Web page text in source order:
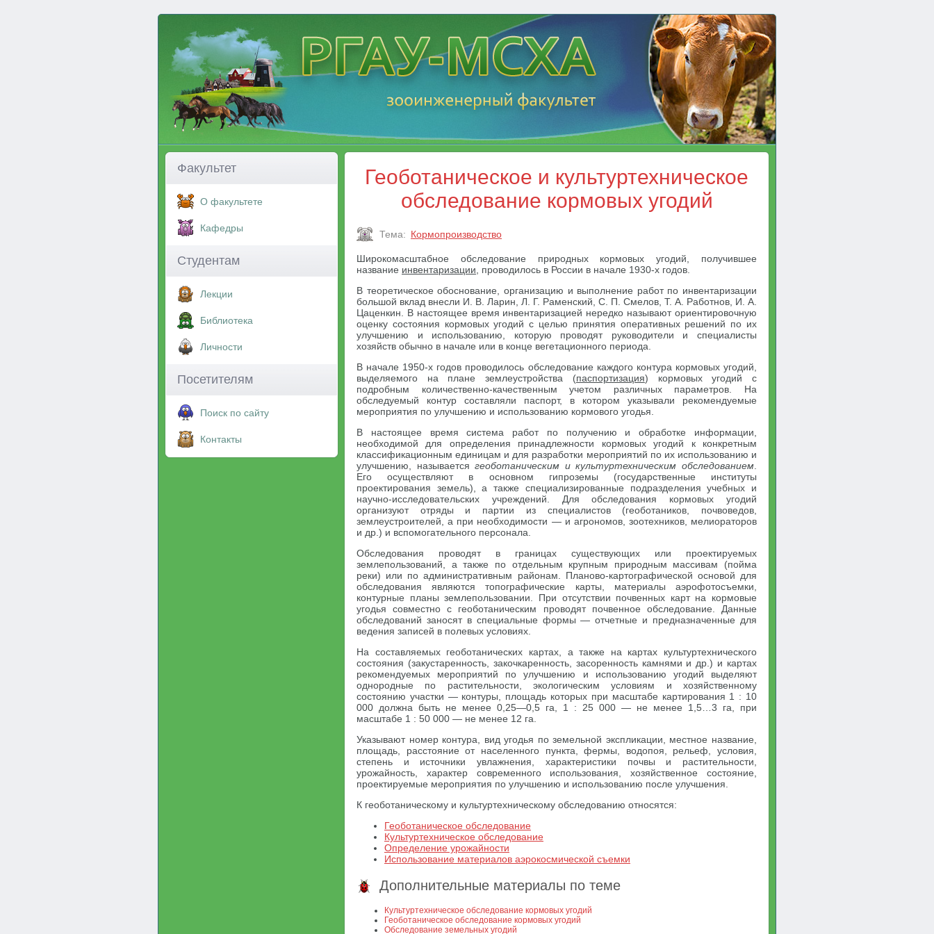
Факультет
О факультете
Кафедры
Студентам
Лекции
Библиотека
Личности
Посетителям
Поиск по сайту
Контакты
Геоботаническое и культуртехническое
обследование кормовых угодий
Тема: Кормопроизводство
Широкомасштабное обследование природных кормовых угодий, получившее
название инвентаризации , проводилось в России в начале 1930-х годов.
В теоретическое обоснование, организацию и выполнение работ по инвентаризации
большой вклад внесли И. В. Ларин, Л. Г. Раменский, С. П. Смелов, Т. А. Работнов, И. А.
Цаценкин. В настоящее время инвентаризацией нередко называют ориентировочную
оценку состояния кормовых угодий с целью принятия оперативных решений по их
улучшению и использованию, которую проводят руководители и специалисты
хозяйств обычно в начале или в конце вегетационного периода.
В начале 1950-х годов проводилось обследование каждого контура кормовых угодий,
выделяемого на плане землеустройства (паспортизация) кормовых угодий с
подробным количественно-качественным учетом различных параметров. На
обследуемый контур составляли паспорт, в котором указывали рекомендуемые
мероприятия по улучшению и использованию кормового угодья.
В настоящее время система работ по получению и обработке информации,
необходимой для определения принадлежности кормовых угодий к конкретным
классификационным единицам и для разработки мероприятий по их использованию и
улучшению, называетсягеоботаническим и культуртехническим обследованием
Его осуществляют в основном гипроземы (государственные институты
проектирования земель), а также специализированные подразделения учебных и
научно-исследовательских учреждений. Для обследования кормовых угодий
организуют отряды и партии из специалистов (геоботаников, почвоведов,
землеустроителей, а при необходимости — и агрономов, зоотехников, мелиораторов
и др.) и вспомогательного персонала.
Обследования проводят в границах существующих или проектируемых
землепользований, а также по отдельным крупным природным массивам (пойма
реки) или по административным районам. Планово-картографической основой для
обследования являются топографические карты, материалы аэрофотосъемки,
контурные планы землепользовании. При отсутствии почвенных карт на кормовые
угодья совместно с геоботаническим проводят почвенное обследование. Данные
обследований заносят в специальные формы — отчетные и предназначенные для
ведения записей в полевых условиях.
На составляемых геоботанических картах, а также на картах культуртехнического
состояния (закустаренность, закочкаренность, засоренность камнями и др.) и картах
рекомендуемых мероприятий по улучшению и использованию угодий выделяют
однородные по растительности, экологическим условиям и хозяйственному
состоянию участки — контуры, площадь которых при масштабе картирования 1 : 10
000 должна быть не менее 0,25—0,5 га, 1 : 25 000 — не менее 1,5…3 га, при
масштабе 1 : 50 000 — не менее 12 га.
Указывают номер контура, вид угодья по земельной экспликации, местное название,
площадь, расстояние от населенного пункта, фермы, водопоя, рельеф, условия,
степень и источники увлажнения, характеристики почвы и растительности,
урожайность, характер современного использования, хозяйственное состояние,
проектируемые мероприятия по улучшению и использованию после улучшения.
К геоботаническому и культуртехническому обследованию относятся:
Геоботаническое обследование
Культуртехническое обследование
Определение урожайности
Использование материалов аэрокосмической съемки
Дополнительные материалы по теме
Культуртехническое обследование кормовых угодий
Геоботаническое обследование кормовых угодий
Обследование земельных угодий